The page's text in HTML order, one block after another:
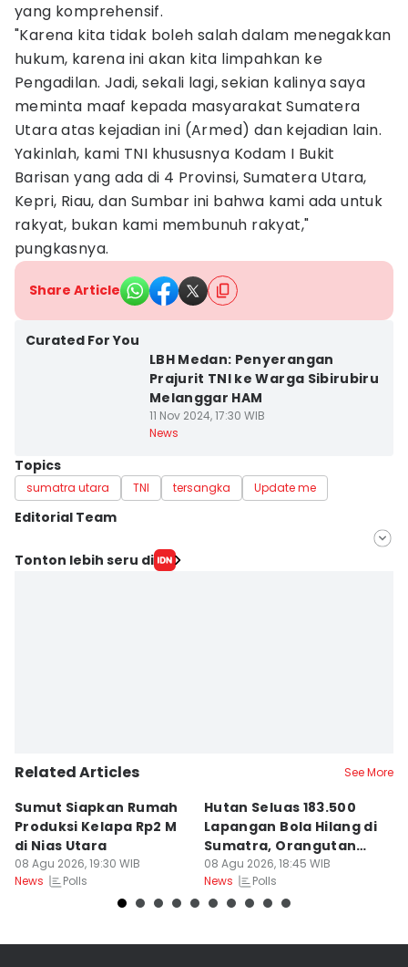
yang komprehensif.
"Karena kita tidak boleh salah dalam menegakkan
hukum, karena ini akan kita limpahkan ke
Pengadilan. Jadi, sekali lagi, sekian kalinya saya
meminta maaf kepada masyarakat Sumatera
Utara atas kejadian ini (Armed) dan kejadian lain.
Yakinlah, kami TNI khususnya Kodam I Bukit
Barisan yang ada di 4 Provinsi, Sumatera Utara,
Kepri, Riau, dan Sumbar ini bahwa kami ada untuk
rakyat, bukan kami membunuh rakyat,"
pungkasnya.
Share Article
Curated For You
LBH Medan: Penyerangan
Prajurit TNI ke Warga Sibirubiru
Melanggar HAM
11 Nov 2024, 17:30 WIB
News
Topics
sumatra utara TNI tersangka Update me
Editorial Team
Editor
Tonton lebih seru di
Related Articles See More
Sumut Siapkan Rumah
Produksi Kelapa Rp2 M
di Nias Utara
08 Agu 2026, 19:30 WIB
News
Polls
Hutan Seluas 183.500
Lapangan Bola Hilang di
Sumatra, Orangutan
Tertekan
08 Agu 2026, 18:45 WIB
News
Polls